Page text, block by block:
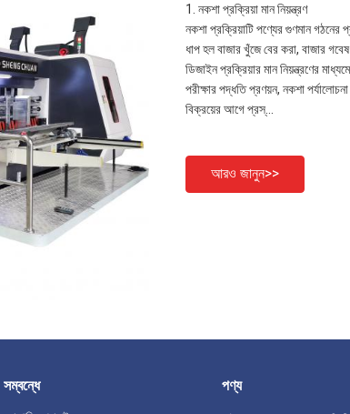
1. নকশা প্রক্রিয়া মান নিয়ন্ত্রণ
নকশা প্রক্রিয়াটি পণ্যের গুণমান গঠনের
ধাপ হল বাজার খুঁজে বের করা, বাজার
ডিজাইন প্রক্রিয়ার মান নিয়ন্ত্রণের
পরীক্ষার পদ্ধতি প্রণয়ন, নকশা
বিক্রয়ের আগে প্রস্...
আরও জানুন>>
সম্বন্ধে পণ্য